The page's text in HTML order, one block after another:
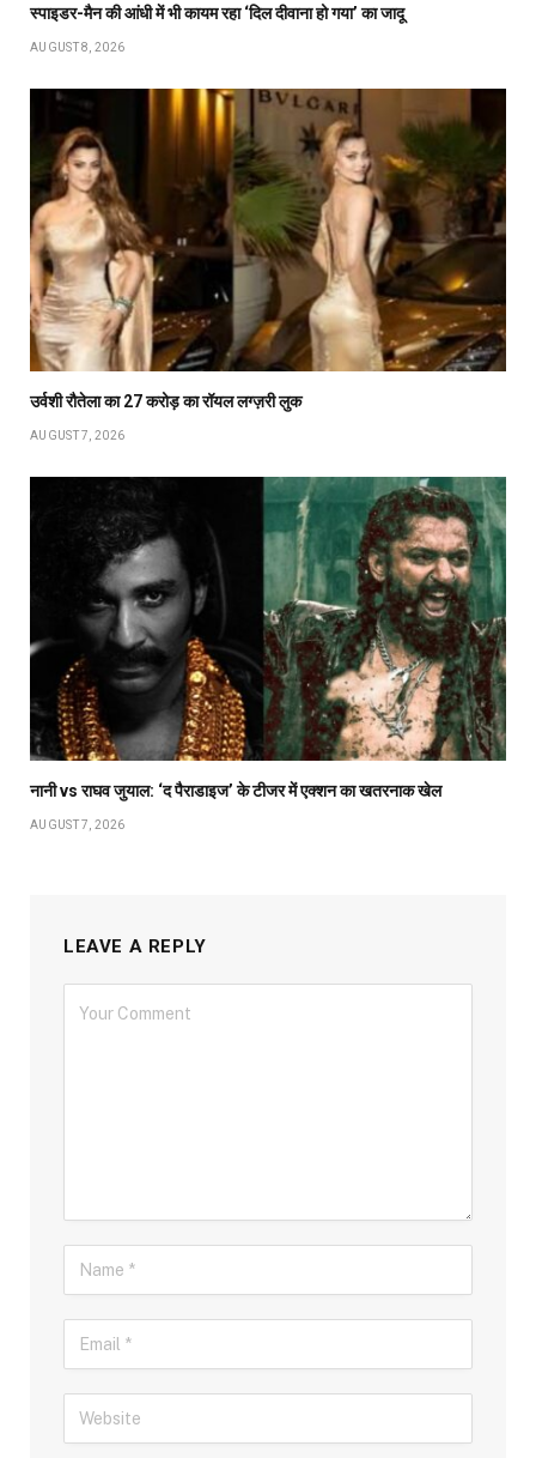
स्पाइडर-मैन की आंधी में भी कायम रहा ‘दिल दीवाना हो गया’ का जादू
AUGUST 8, 2026
उर्वशी रौतेला का ₹27 करोड़ का रॉयल लग्ज़री लुक
AUGUST 7, 2026
नानी vs राघव जुयाल: ‘द पैराडाइज’ के टीजर में एक्शन का खतरनाक खेल
AUGUST 7, 2026
LEAVE A REPLY